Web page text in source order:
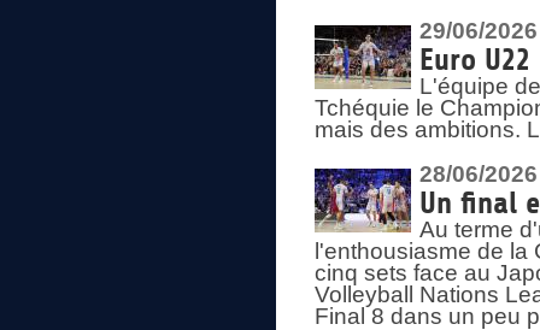
29/06/2026
Euro
L'équipe
Tchéquie le
mais des ambitions.
28/06/2026
Un final
Au terme
l'enthousiasme de
cinq sets face au
Volleyball Nations
Final 8 dans un peu